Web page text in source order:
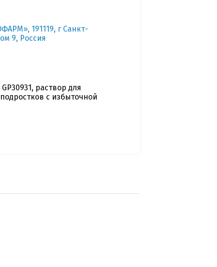
191119, г Санкт-
9, Россия
раствор для
с избыточной